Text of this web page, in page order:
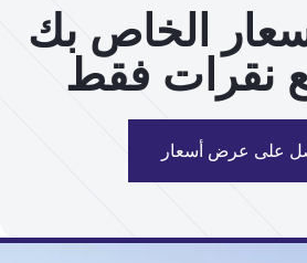
الخاص بك
نقرات فقط
على عرض أسعار